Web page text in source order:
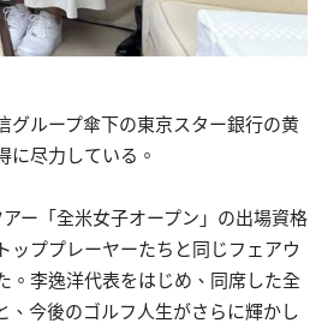
グループ傘下の東京スター銀行の黄
に尽力している。
ー「全米女子オープン」の出場資格
ッププレーヤーたちと同じフェアウ
。李逸洋代表をはじめ、同席した全
、今後のゴルフ人生がさらに輝かし